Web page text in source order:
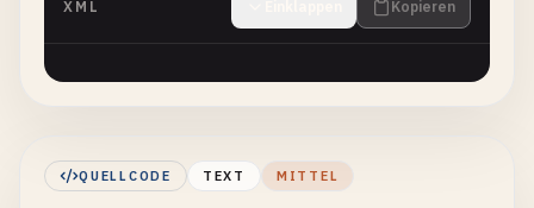
XML Kopieren
QUELLCODE TEXT MITTEL